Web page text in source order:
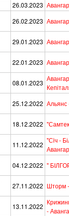
26.03.2023
26.02.2023
29.01.2023
22.01.2023
08.01.2023
25.12.2022 Альянс
18.12.2022
11.12.2022
"Сiч -
04.12.2022 "
27.11.2022 Шторм
13.11.2022
-